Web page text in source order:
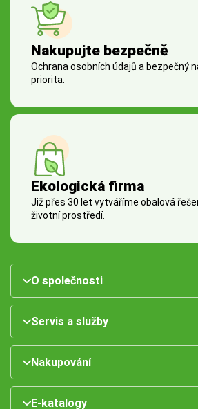
Nakupujte bezpečně
Ochrana osobních údajů a bezpečný
priorita.
Ekologická firma
Již přes 30 let vytváříme obalová
životní prostředí.
O společnosti
Servis a služby
Nakupování
E-katalogy